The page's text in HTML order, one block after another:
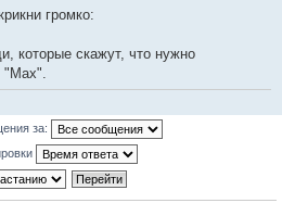
громко:
которые скажут, что нужно
"Мах".
за: